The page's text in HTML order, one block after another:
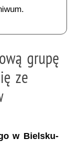
grupę
ze
w Bielsku-